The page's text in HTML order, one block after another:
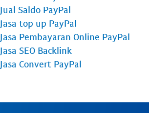
Jual Saldo PayPal
Jasa top up PayPal
Jasa Pembayaran Online PayPal
Jasa SEO Backlink
Jasa Convert PayPal